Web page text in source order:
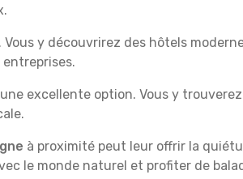
y découvrirez des hôtels
excellente option. Vous y
à proximité peut leur offrir la
le monde naturel et profiter de